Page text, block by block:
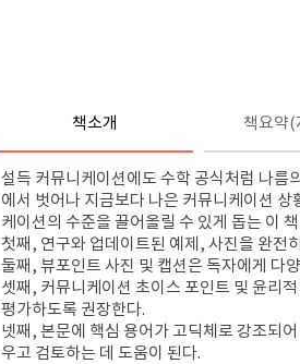
책소개 책요약(
설득 커뮤니케이션에도 수학 공식처럼 나름
에서 벗어나 지금보다 나은 커뮤니케이션 상
케이션의 수준을 끌어올릴 수 있게 돕는 이
첫째, 연구와 업데이트된 예제, 사진을 완전
둘째, 뷰포인트 사진 및 캡션은 독자에게 다
셋째, 커뮤니케이션 초이스 포인트 및 윤리
평가하도록 권장한다.
넷째, 본문에 핵심 용어가 고딕체로 강조되
우고 검토하는 데 도움이 된다.